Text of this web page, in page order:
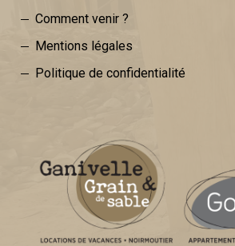
Comment venir ?
Mentions légales
Politique de confidentialité